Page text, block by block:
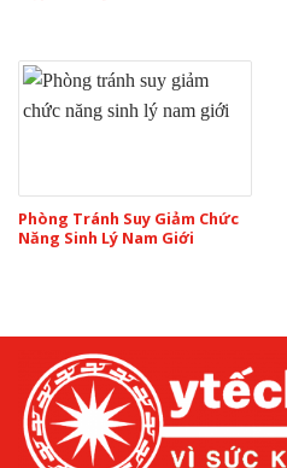
Phòng Tránh Suy Giảm Chức
Năng Sinh Lý Nam Giới